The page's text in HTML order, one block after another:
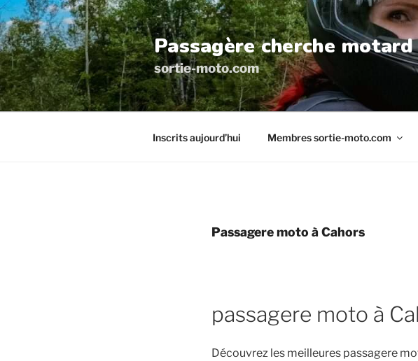
Aller
au
contenu
principal
Passagère cherche
sortie-moto.com
Inscrits aujourd’hui Membres sortie-moto.com
Passagere moto à Cahors
passagere moto à
Découvrez les meilleures passagere